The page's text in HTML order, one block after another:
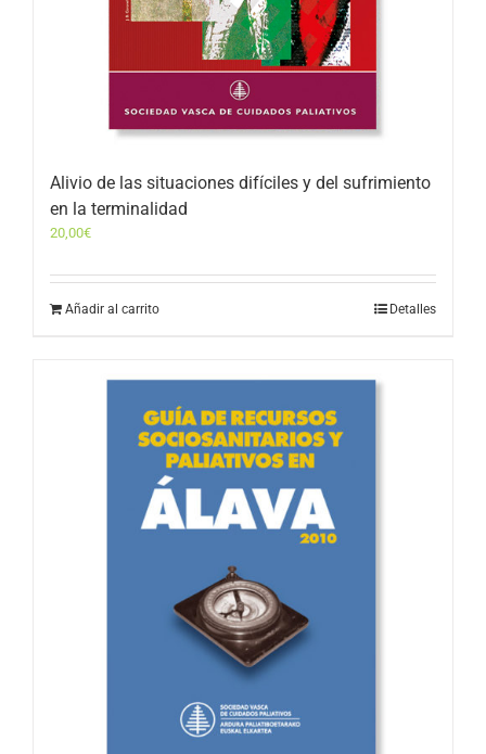
Alivio de las situaciones difíciles y del sufrimiento
en la terminalidad
20,00€
Añadir al carrito Detalles